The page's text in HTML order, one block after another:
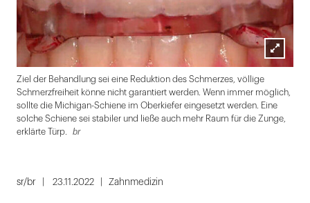
Lightbox
Ziel der Behandlung sei eine Reduktion des Schmerzes, völlige
Schmerzfreiheit könne nicht garantiert werden. Wenn immer möglich,
sollte die Michigan-Schiene im Oberkiefer eingesetzt werden. Eine
solche Schiene sei stabiler und ließe auch mehr Raum für die Zunge,
erklärte Türp.
br
1
sr/br 23.11.2022 Zahnmedizin